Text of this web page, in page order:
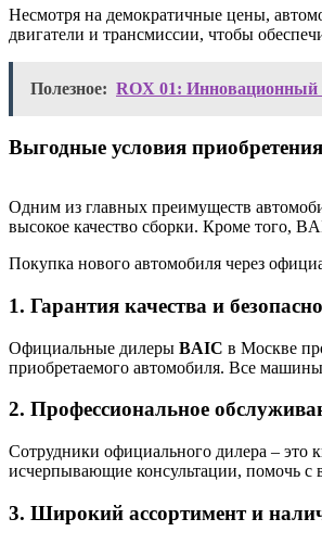
Несмотря на демократичные цены,
двигатели и трансмиссии, чтобы
Полезное: ROX 01: Инновационный
Выгодные условия приобретения
Одним из главных преимуществ
высокое качество сборки. Кроме того,
Покупка нового автомобиля через
1. Гарантия качества и
Официальные дилеры BAIC в Москве
приобретаемого автомобиля. Все
2. Профессиональное
Сотрудники официального дилера –
исчерпывающие консультации, помочь с
3. Широкий ассортимент и